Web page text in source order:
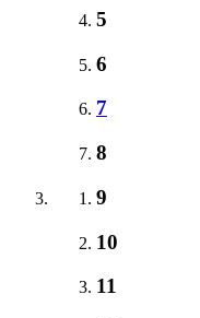
5
6
7
8
9
10
11